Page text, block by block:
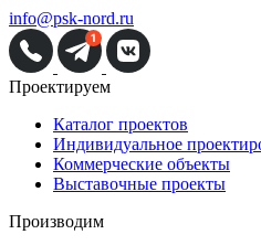
info@psk-nord.ru
Проектируем
Каталог проектов
Индивидуальное
Коммерческие объекты
Выставочные проекты
Производим